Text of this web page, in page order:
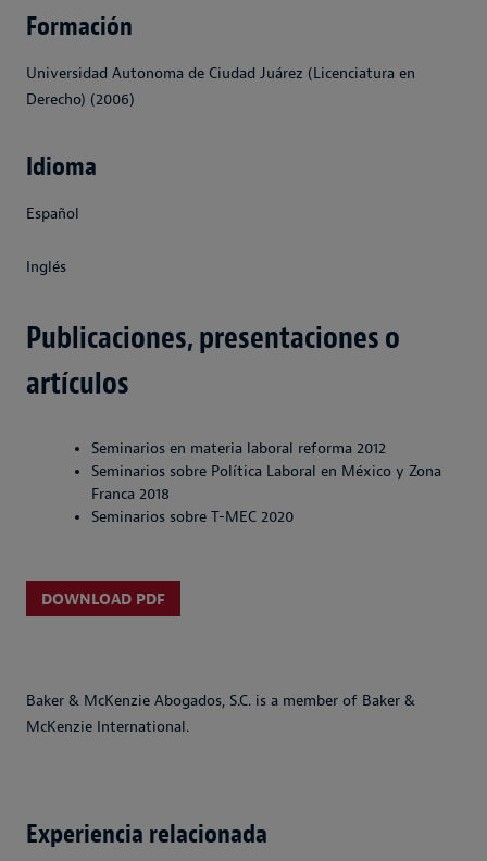
Formación
Universidad Autonoma de Ciudad Juárez (Licenciatura en
Derecho) (2006)
Idioma
Español
Inglés
Publicaciones, presentaciones o
artículos
Seminarios en materia laboral reforma 2012
Seminarios sobre Política Laboral en México y Zona
Franca 2018
Seminarios sobre T-MEC 2020
DOWNLOAD PDF
Baker & McKenzie Abogados, S.C. is a member of Baker &
McKenzie International.
Experiencia relacionada